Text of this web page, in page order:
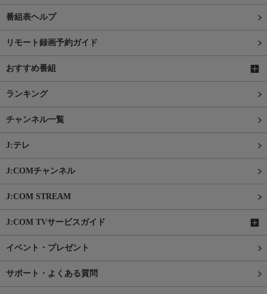
番組表ヘルプ
リモート録画予約ガイド
おすすめ番組
ランキング
チャンネル一覧
J:テレ
J:COMチャンネル
J:COM STREAM
J:COM TVサービスガイド
イベント・プレゼント
サポート・よくある質問